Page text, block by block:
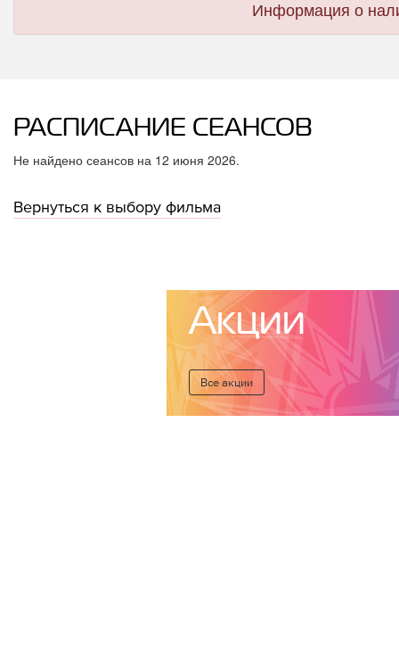
Информация о
РАСПИСАНИЕ СЕАНСОВ
Не найдено сеансов на 12 июня 2026.
Вернуться к выбору фильма
Акции
Все акции